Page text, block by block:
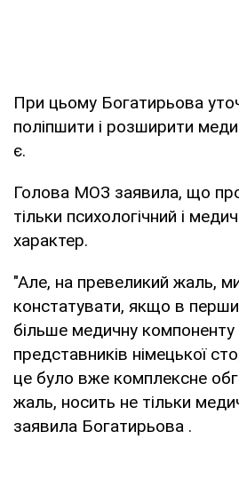
При цьому Богатирьова
поліпшити і розширити
є.
Голова МОЗ заявила, що
тільки психологічний і
характер.
"Але, на превеликий жаль,
констатувати, якщо в
більше медичну
представників німецької
це було вже комплексне
жаль, носить не тільки
заявила Богатирьова .